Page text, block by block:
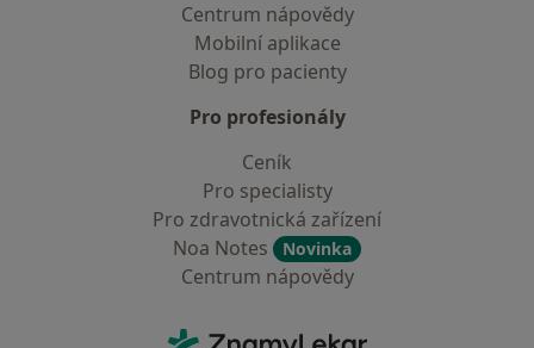
Centrum nápovědy
Mobilní aplikace
Blog pro pacienty
Pro profesionály
Ceník
Pro specialisty
Pro zdravotnická zařízení
Noa Notes
Novinka
Centrum nápovědy
ZnamyLekar - Hlavní stránka